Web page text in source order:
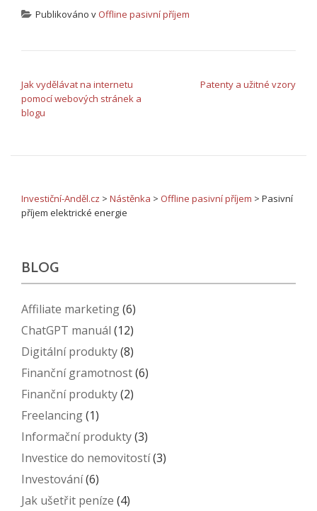
Publikováno v Offline pasivní příjem
Jak vydělávat na internetu
pomocí webových stránek a
blogu
Patenty a užitné vzory
Investiční-Anděl.cz > Nástěnka > Offline pasivní příjem > Pasivní
příjem elektrické energie
BLOG
Affiliate marketing(6)
ChatGPT manuál (12)
Digitální produkty(8)
Finanční gramotnost(6)
Finanční produkty(2)
Freelancing(1)
Informační produkty(3)
Investice do nemovitostí(3)
Investování(6)
Jak ušetřit peníze (4)